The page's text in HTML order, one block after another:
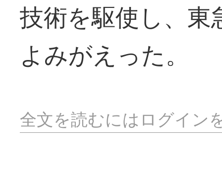
技術を駆使し、
よみがえった。
全文を読むにはログイン